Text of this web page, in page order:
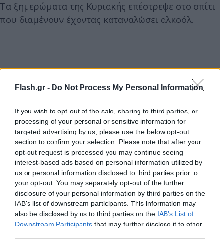
Flash.gr - Do Not Process My Personal Information
If you wish to opt-out of the sale, sharing to third parties, or
processing of your personal or sensitive information for
targeted advertising by us, please use the below opt-out
section to confirm your selection. Please note that after your
opt-out request is processed you may continue seeing
interest-based ads based on personal information utilized by
us or personal information disclosed to third parties prior to
your opt-out. You may separately opt-out of the further
disclosure of your personal information by third parties on the
IAB’s list of downstream participants. This information may
also be disclosed by us to third parties on the IAB’s List of
Downstream Participants that may further disclose it to other
Τα ξημερώματα της Κυριακής επέστρεψε στο σπίτι
που διαμένουν έχοντας καταναλώσει αλκοόλ.